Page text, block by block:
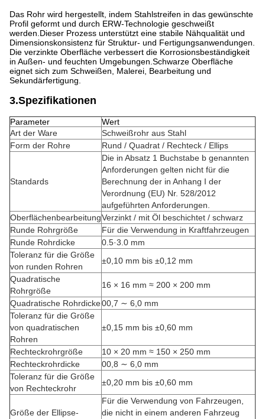
Das Rohr wird hergestellt, indem Stahlstreifen in das gewünschte
Profil geformt und durch ERW-Technologie geschweißt
werden.Dieser Prozess unterstützt eine stabile Nähqualität und
Dimensionskonsistenz für Struktur- und Fertigungsanwendungen.
Die verzinkte Oberfläche verbessert die Korrosionsbeständigkeit
in Außen- und feuchten Umgebungen.Schwarze Oberfläche
eignet sich zum Schweißen, Malerei, Bearbeitung und
Sekundärfertigung.
3.Spezifikationen
Parameter
Wert
Art der Ware
Schweißrohr aus Stahl
Form der Rohre
Rund / Quadrat / Rechteck / Ellips
Standards
Die in Absatz 1 Buchstabe b genannten
Anforderungen gelten nicht für die
Berechnung der in Anhang I der
Verordnung (EU) Nr. 528/2012
aufgeführten Anforderungen.
OberflächenbearbeitungVerzinkt / mit Öl beschichtet / schwarz
Runde Rohrgröße
Für die Verwendung in Kraftfahrzeugen
Runde Rohrdicke
0.5·3.0 mm
Toleranz für die Größe
von runden Rohren
±0,10 mm bis ±0,12 mm
Quadratische
Rohrgröße
16 × 16 mm ≈ 200 × 200 mm
Quadratische Rohrdicke00,7 ∼ 6,0 mm
Toleranz für die Größe
von quadratischen
Rohren
±0,15 mm bis ±0,60 mm
Rechteckrohrgröße
10 × 20 mm ≈ 150 × 250 mm
Rechteckrohrdicke
00,8 ∼ 6,0 mm
Toleranz für die Größe
von Rechteckrohr
±0,20 mm bis ±0,60 mm
Größe der Ellipse-
Für die Verwendung von Fahrzeugen,
die nicht in einem anderen Fahrzeug